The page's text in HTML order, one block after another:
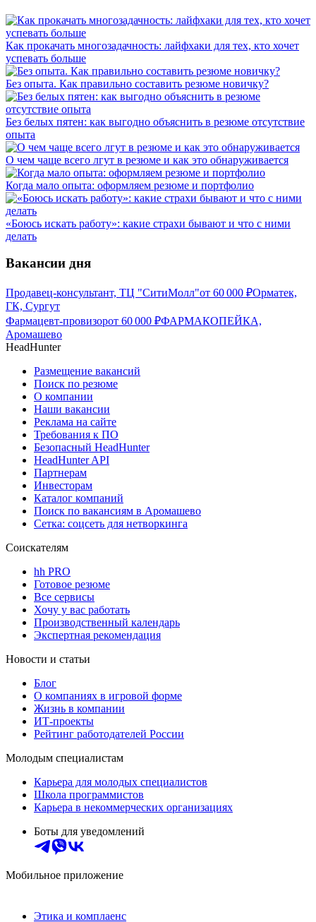
Как прокачать многозадачность: лайфхаки для тех, кто хочет
успевать больше
Без опыта. Как правильно составить резюме новичку?
Без белых пятен: как выгодно объяснить в резюме отсутствие
опыта
О чем чаще всего лгут в резюме и как это обнаруживается
Когда мало опыта: оформляем резюме и портфолио
«Боюсь искать работу»: какие страхи бывают и что с ними
делать
Вакансии дня
Продавец-консультант, ТЦ "СитиМолл"от 60 000 ₽Орматек,
ГК, Сургут
Фармацевт-провизорот 60 000 ₽ФАРМАКОПЕЙКА,
Аромашево
HeadHunter
Размещение вакансий
Поиск по резюме
О компании
Наши вакансии
Реклама на сайте
Требования к ПО
Безопасный HeadHunter
HeadHunter API
Партнерам
Инвесторам
Каталог компаний
Поиск по вакансиям в Аромашево
Сетка: соцсеть для нетворкинга
Соискателям
hh PRO
Готовое резюме
Все сервисы
Хочу у вас работать
Производственный календарь
Экспертная рекомендация
Новости и статьи
Блог
О компаниях в игровой форме
Жизнь в компании
ИТ-проекты
Рейтинг работодателей России
Молодым специалистам
Карьера для молодых специалистов
Школа программистов
Карьера в некоммерческих организациях
Боты для уведомлений
Мобильное приложение
Этика и комплаенс